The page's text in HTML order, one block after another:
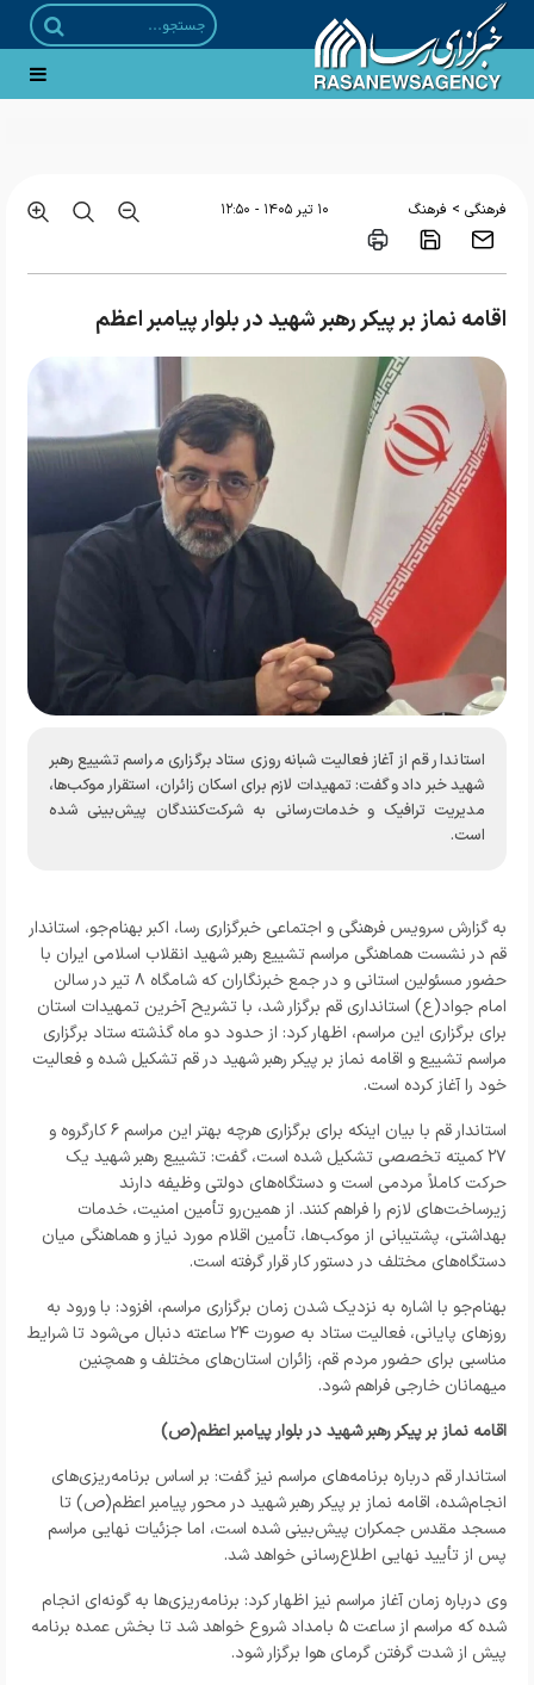
فرهنگی > فرهنگ ۱۰ تير ۱۴۰۵ - ۱۲:۵۰
اقامه نماز بر پیکر رهبر شهید در بلوار پیامبر اعظم
استاندار قم از آغاز فعالیت شبانه‌روزی ستاد برگزاری مراسم تشییع رهبر
شهید خبر داد و گفت: تمهیدات لازم برای اسکان زائران، استقرار موکب‌ها،
مدیریت ترافیک و خدمات‌رسانی به شرکت‌کنندگان پیش‌بینی شده
است.
به گزارش سرویس فرهنگی و اجتماعی خبرگزاری رسا، اکبر بهنام‌جو، استاندار
قم در نشست هماهنگی مراسم تشییع رهبر شهید انقلاب اسلامی ایران با
حضور مسئولین استانی و در جمع خبرنگاران که شامگاه ۸ تیر در سالن
امام جواد(ع) استانداری قم برگزار شد، با تشریح آخرین تمهیدات استان
برای برگزاری این مراسم، اظهار کرد: از حدود دو ماه گذشته ستاد برگزاری
مراسم تشییع و اقامه نماز بر پیکر رهبر شهید در قم تشکیل شده و فعالیت
خود را آغاز کرده است.
استاندار قم با بیان اینکه برای برگزاری هرچه بهتر این مراسم ۶ کارگروه و
۲۷ کمیته تخصصی تشکیل شده است، گفت: تشییع رهبر شهید یک
حرکت کاملاً مردمی است و دستگاه‌های دولتی وظیفه دارند
زیرساخت‌های لازم را فراهم کنند. از همین‌رو تأمین امنیت، خدمات
بهداشتی، پشتیبانی از موکب‌ها، تأمین اقلام مورد نیاز و هماهنگی میان
دستگاه‌های مختلف در دستور کار قرار گرفته است.
بهنام‌جو با اشاره به نزدیک شدن زمان برگزاری مراسم، افزود: با ورود به
روزهای پایانی، فعالیت ستاد به صورت ۲۴ ساعته دنبال می‌شود تا شرایط
مناسبی برای حضور مردم قم، زائران استان‌های مختلف و همچنین
میهمانان خارجی فراهم شود.
اقامه نماز بر پیکر رهبر شهید در بلوار پیامبر اعظم(ص)
استاندار قم درباره برنامه‌های مراسم نیز گفت: بر اساس برنامه‌ریزی‌های
انجام‌شده، اقامه نماز بر پیکر رهبر شهید در محور پیامبر اعظم(ص) تا
مسجد مقدس جمکران پیش‌بینی شده است، اما جزئیات نهایی مراسم
پس از تأیید نهایی اطلاع‌رسانی خواهد شد.
وی درباره زمان آغاز مراسم نیز اظهار کرد: برنامه‌ریزی‌ها به گونه‌ای انجام
شده که مراسم از ساعت ۵ بامداد شروع خواهد شد تا بخش عمده برنامه
پیش از شدت گرفتن گرمای هوا برگزار شود.